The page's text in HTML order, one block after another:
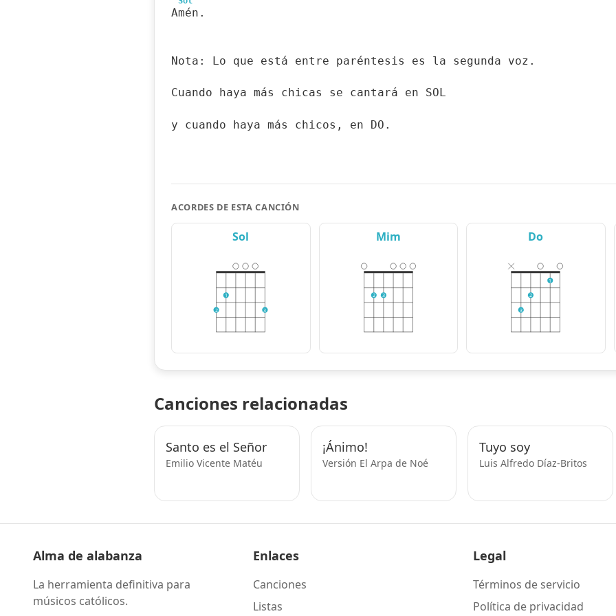
Amén.
Nota: Lo que está entre paréntesis es la segunda voz.
Cuando haya más chicas se cantará en SOL
y cuando haya más chicos, en DO.
ACORDES DE ESTA CANCIÓN
Sol
2
1
3
Mim
2 3
Do
3
2
1
Canciones relacionadas
Santo es el Señor
Emilio Vicente Matéu
¡Ánimo!
Versión El Arpa de Noé
Tuyo soy
Luis Alfredo Díaz-Britos
Alma de alabanza
La herramienta definitiva para
músicos católicos.
Enlaces
Canciones
Listas
Legal
Términos de servicio
Política de privacidad